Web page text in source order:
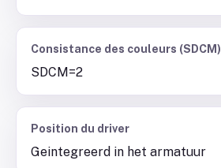
Consistance des couleurs (SDCM)
SDCM=2
Position du driver
Geintegreerd in het armatuur